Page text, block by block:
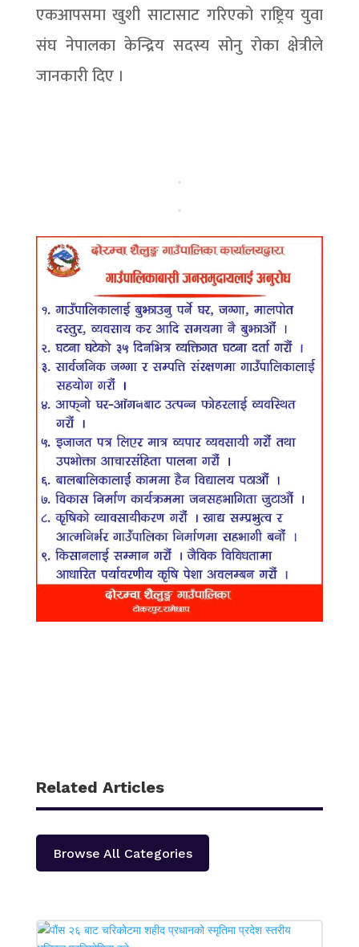
एकआपसमा खुशी साटासाट गरिएको राष्ट्रिय युवा
संघ नेपालका केन्द्रिय सदस्य सोनु रोका क्षेत्रीले
जानकारी दिए ।
Related Articles
Browse All Categories